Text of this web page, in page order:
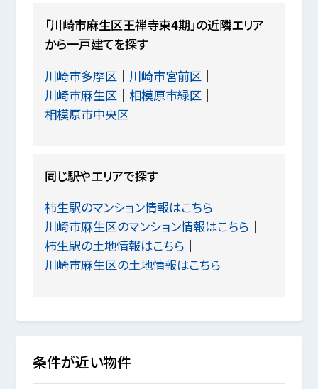
「川崎市麻生区王禅寺東4期」の近隣エリア
から一戸建てを探す
川崎市多摩区
川崎市宮前区
川崎市麻生区
相模原市緑区
相模原市中央区
同じ駅やエリアで探す
柿生駅のマンション情報はこちら
川崎市麻生区のマンション情報はこちら
柿生駅の土地情報はこちら
川崎市麻生区の土地情報はこちら
条件が近い物件